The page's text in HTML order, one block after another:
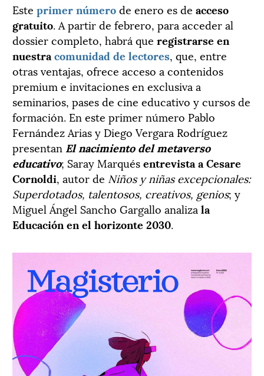
Este primer númerode enero es de acceso
gratuito. A partir de febrero, para acceder al
dossier completo, habrá que registrarse en
nuestra comunidad de lectores, que, entre
otras ventajas, ofrece acceso a contenidos
premium e invitaciones en exclusiva a
seminarios, pases de cine educativo y cursos de
formación. En este primer número Pablo
Fernández Arias y Diego Vergara Rodríguez
presentan El nacimiento del metaverso
educativo; Saray Marquésentrevista a Cesare
Cornoldi, autor de Niños y niñas excepcionales:
Superdotados, talentosos, creativos, genios; y
Miguel Ángel Sancho Gargallo analiza la
Educación en el horizonte 2030.